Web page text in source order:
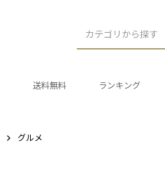
カテゴリから探す
送料無料 ランキング
グルメ